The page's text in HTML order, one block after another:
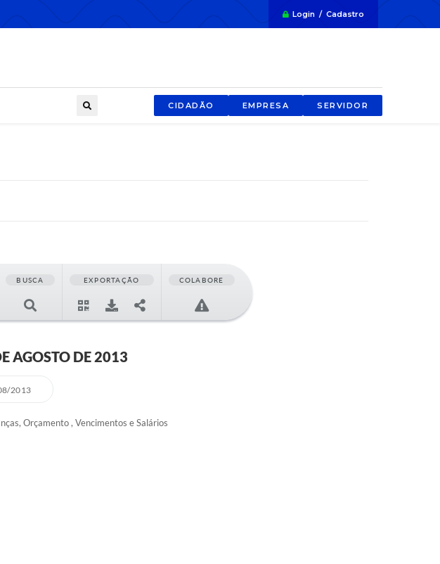
Login / Cadastro
CIDADÃO EMPRESA SERVIDOR
BUSCA EXPORTAÇÃO COLABORE
AGOSTO DE 2013
2013
Orçamento , Vencimentos e Salários